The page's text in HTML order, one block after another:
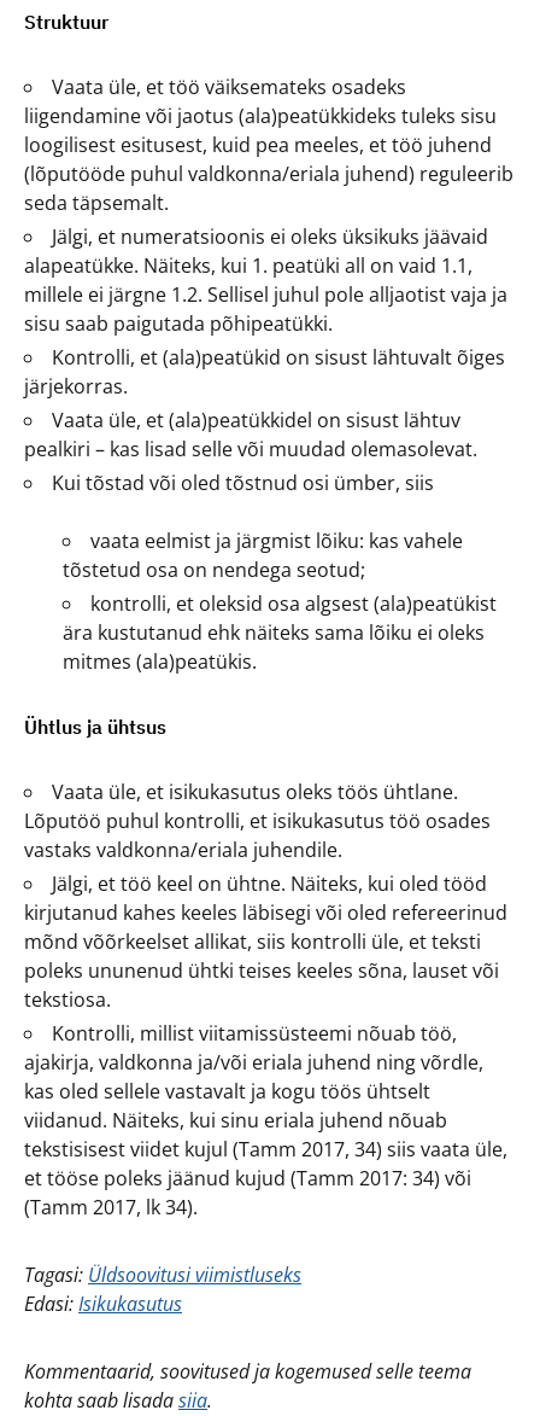
Struktuur
Vaata üle, et töö väiksemateks osadeks
liigendamine või jaotus (ala)peatükkideks tuleks sisu
loogilisest esitusest, kuid pea meeles, et töö juhend
(lõputööde puhul valdkonna/eriala juhend) reguleerib
seda täpsemalt.
Jälgi, et numeratsioonis ei oleks üksikuks jäävaid
alapeatükke. Näiteks, kui 1. peatüki all on vaid 1.1,
millele ei järgne 1.2. Sellisel juhul pole alljaotist vaja ja
sisu saab paigutada põhipeatükki.
Kontrolli, et (ala)peatükid on sisust lähtuvalt õiges
järjekorras.
Vaata üle, et (ala)peatükkidel on sisust lähtuv
pealkiri – kas lisad selle või muudad olemasolevat.
Kui tõstad või oled tõstnud osi ümber, siis
vaata eelmist ja järgmist lõiku: kas vahele
tõstetud osa on nendega seotud;
kontrolli, et oleksid osa algsest (ala)peatükist
ära kustutanud ehk näiteks sama lõiku ei oleks
mitmes (ala)peatükis.
Ühtlus ja ühtsus
Vaata üle, et isikukasutus oleks töös ühtlane.
Lõputöö puhul kontrolli, et isikukasutus töö osades
vastaks valdkonna/eriala juhendile.
Jälgi, et töö keel on ühtne. Näiteks, kui oled tööd
kirjutanud kahes keeles läbisegi või oled refereerinud
mõnd võõrkeelset allikat, siis kontrolli üle, et teksti
poleks ununenud ühtki teises keeles sõna, lauset või
tekstiosa.
Kontrolli, millist viitamissüsteemi nõuab töö,
ajakirja, valdkonna ja/või eriala juhend ning võrdle,
kas oled sellele vastavalt ja kogu töös ühtselt
viidanud. Näiteks, kui sinu eriala juhend nõuab
tekstisisest viidet kujul (Tamm 2017, 34) siis vaata üle,
et tööse poleks jäänud kujud (Tamm 2017: 34) või
(Tamm 2017, lk 34).
Tagasi: Üldsoovitusi viimistluseks
Edasi:Isikukasutus
Kommentaarid, soovitused ja kogemused selle teema
kohta saab lisadasiia.